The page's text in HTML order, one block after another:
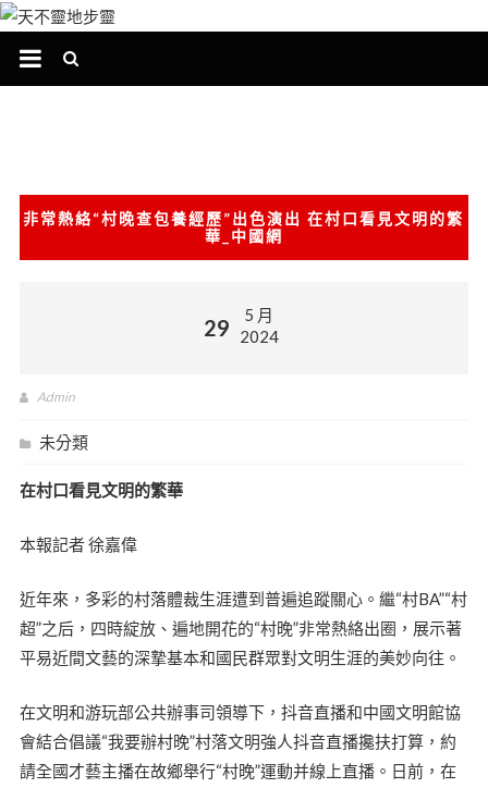
跳
非常熱絡“村晚查包養經歷”出色演出 在村口看見文明的繁
華_中國網
29
5 月
2024
Admin
未分類
在村口看見文明的繁華
本報記者 徐嘉偉
近年來，多彩的村落體裁生涯遭到普遍追蹤關心。繼“村BA”“村
超”之后，四時綻放、遍地開花的“村晚”非常熱絡出圈，展示著
平易近間文藝的深摯基本和國民群眾對文明生涯的美妙向往。
在文明和游玩部公共辦事司領導下，抖音直播和中國文明館協
會結合倡議“我要辦村晚”村落文明強人抖音直播攙扶打算，約
請全國才藝主播在故鄉舉行“村晚”運動并線上直播。日前，在